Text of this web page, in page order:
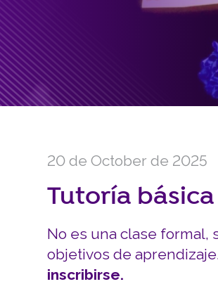
20 de October de 2025
Tutoría
No es una clase formal,
objetivos de
inscribirse.